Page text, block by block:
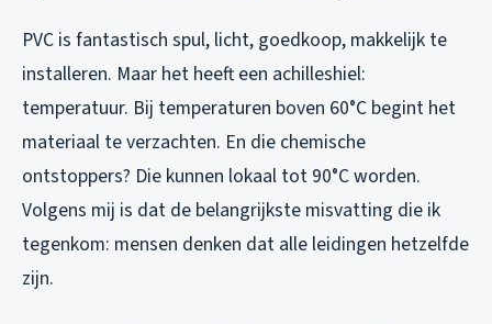
PVC is fantastisch spul, licht, goedkoop, makkelijk te
installeren. Maar het heeft een achilleshiel:
temperatuur. Bij temperaturen boven 60°C begint het
materiaal te verzachten. En die chemische
ontstoppers? Die kunnen lokaal tot 90°C worden.
Volgens mij is dat de belangrijkste misvatting die ik
tegenkom: mensen denken dat alle leidingen hetzelfde
zijn.